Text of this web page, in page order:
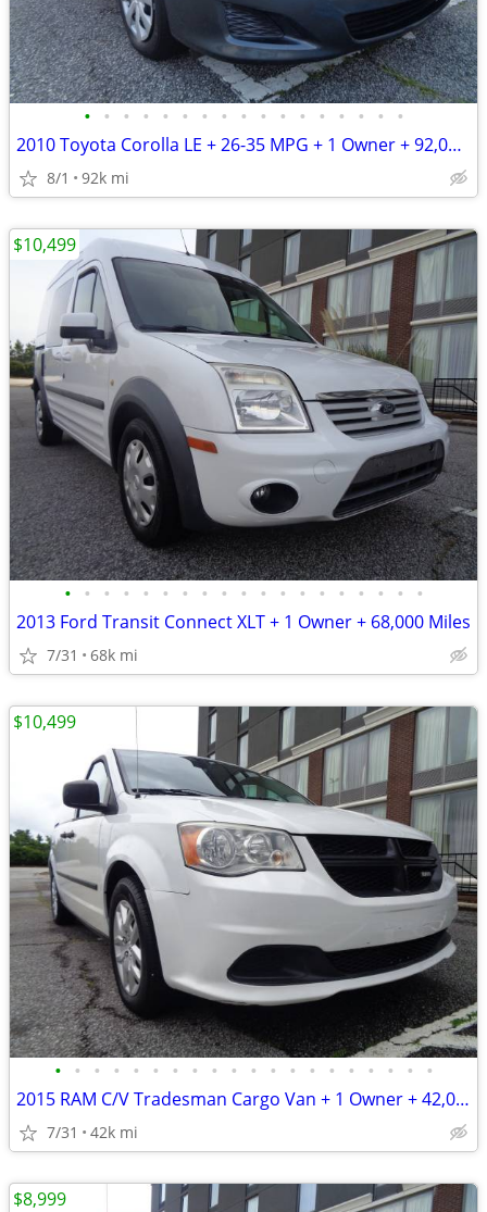
• • • • • • • • • • • • • • • • •
2010 Toyota Corolla LE + 26-35 MPG + 1 Owner + 92,000 Miles
8/1 92k mi
• • • • • • • • • • • • • • • • • • •
2013 Ford Transit Connect XLT + 1 Owner + 68,000 Miles
7/31 68k mi
$10,499
• • • • • • • • • • • • • • • • • • • •
2015 RAM C/V Tradesman Cargo Van + 1 Owner + 42,000 Miles
7/31 42k mi
$10,499
$8,999